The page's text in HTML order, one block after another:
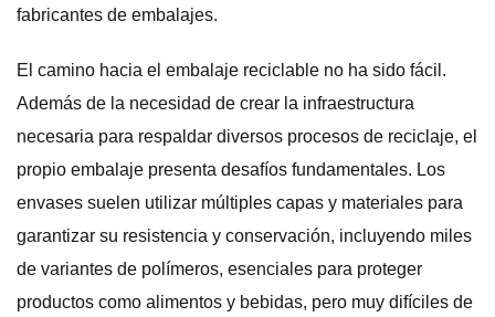
fabricantes de embalajes.
El camino hacia el embalaje reciclable no ha sido fácil.
Además de la necesidad de crear la infraestructura
necesaria para respaldar diversos procesos de reciclaje, el
propio embalaje presenta desafíos fundamentales. Los
envases suelen utilizar múltiples capas y materiales para
garantizar su resistencia y conservación, incluyendo miles
de variantes de polímeros, esenciales para proteger
productos como alimentos y bebidas, pero muy difíciles de